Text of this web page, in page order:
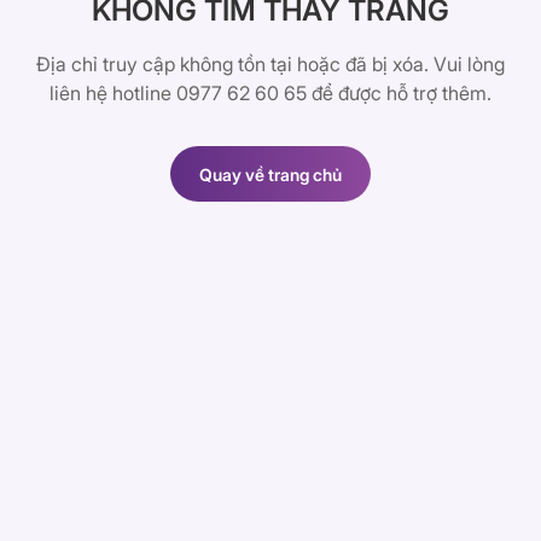
KHÔNG TÌM THẤY TRANG
Địa chỉ truy cập không tồn tại hoặc đã bị xóa. Vui lòng
liên hệ hotline 0977 62 60 65 để được hỗ trợ thêm.
Quay về trang chủ
Quay về trang chủ